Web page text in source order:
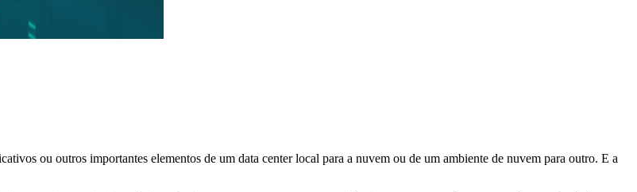
ou outros importantes elementos de um data center local para a nuvem ou de um ambiente de nuvem para outro. E a